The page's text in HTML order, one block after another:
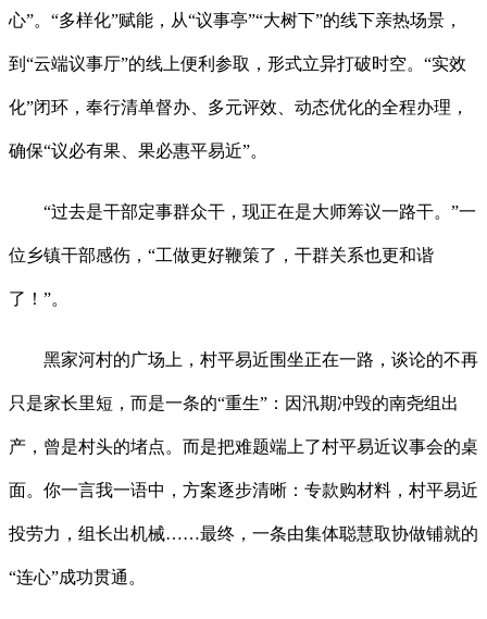
心”。“多样化”赋能，从“议事亭”“大树下”的线下亲热场景，
到“云端议事厅”的线上便利参取，形式立异打破时空。“实效
化”闭环，奉行清单督办、多元评效、动态优化的全程办理，
确保“议必有果、果必惠平易近”。
“过去是干部定事群众干，现正在是大师筹议一路干。”一
位乡镇干部感伤，“工做更好鞭策了，干群关系也更和谐
了！”。
黑家河村的广场上，村平易近围坐正在一路，谈论的不再
只是家长里短，而是一条的“重生”：因汛期冲毁的南尧组出
产，曾是村头的堵点。而是把难题端上了村平易近议事会的桌
面。你一言我一语中，方案逐步清晰：专款购材料，村平易近
投劳力，组长出机械……最终，一条由集体聪慧取协做铺就的
“连心”成功贯通。